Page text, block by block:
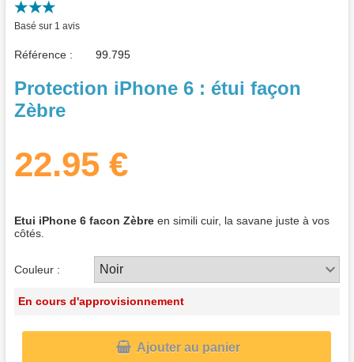
Basé sur 1 avis
Référence :
Protection iPhone 6 : étui façon
Zèbre
22.95 €
Etui iPhone 6 facon Zèbre en simili cuir, la savane juste à vos
côtés.
Couleur :
En cours d'approvisionnement
Ajouter au panier